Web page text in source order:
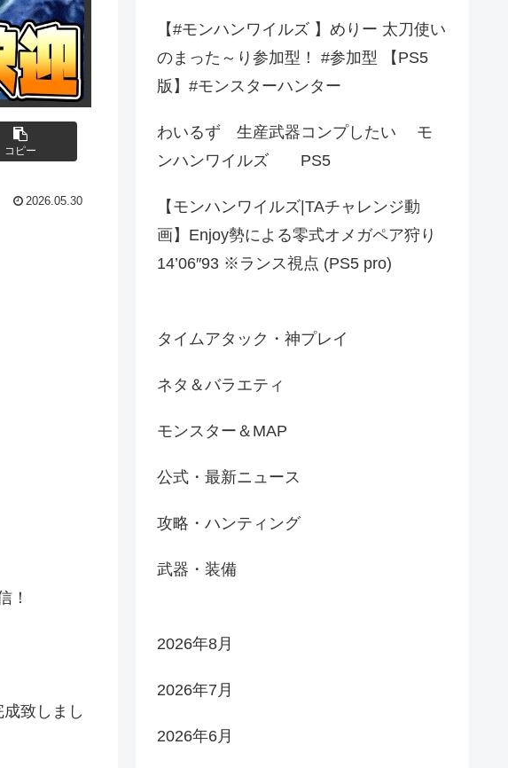
コピー
2026.05.30
！
致しまし
【#モンハンワイルズ 】めりー 太刀使い
のまった～り参加型！ #参加型 【PS5
版】#モンスターハンター
わいるず 生産武器コンプしたい モ
ンハンワイルズ PS5
【モンハンワイルズ|TAチャレンジ動
画】Enjoy勢による零式オメガペア狩り
14’06″93 ※ランス視点 (PS5 pro)
タイムアタック・神プレイ
ネタ＆バラエティ
モンスター＆MAP
公式・最新ニュース
攻略・ハンティング
武器・装備
2026年8月
2026年7月
2026年6月